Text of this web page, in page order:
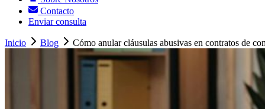
Contacto
Enviar consulta
Inicio Blog Cómo anular cláusulas abusivas en contratos de